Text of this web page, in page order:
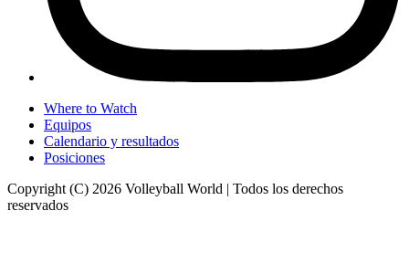
Where to Watch
Equipos
Calendario y resultados
Posiciones
Copyright (C) 2026 Volleyball World | Todos los derechos
reservados